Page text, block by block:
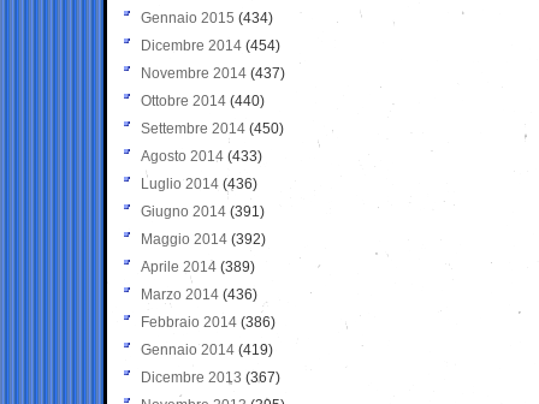
Gennaio 2015 (434)
Dicembre 2014 (454)
Novembre 2014 (437)
Ottobre 2014 (440)
Settembre 2014 (450)
Agosto 2014 (433)
Luglio 2014 (436)
Giugno 2014 (391)
Maggio 2014 (392)
Aprile 2014 (389)
Marzo 2014 (436)
Febbraio 2014 (386)
Gennaio 2014 (419)
Dicembre 2013 (367)